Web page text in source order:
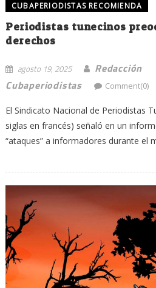
CUBAPERIODISTAS RECOMIENDA
Periodistas tunecinos
derechos
agosto 19, 2025
Redacción
Cubaperiodistas
Comment(0)
El Sindicato Nacional de Periodistas
siglas en francés) señaló en un
“ataques” a informadores durante el